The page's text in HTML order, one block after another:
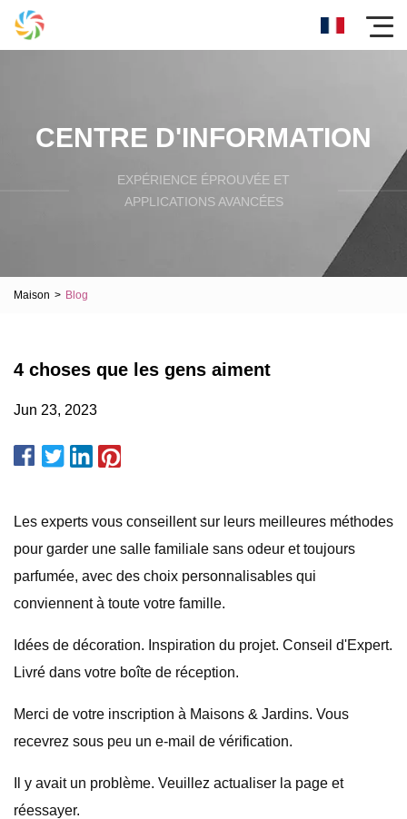
CENTRE D'INFORMATION
EXPÉRIENCE ÉPROUVÉE ET
APPLICATIONS AVANCÉES
Maison > Blog
4 choses que les gens aiment
Jun 23, 2023
Les experts vous conseillent sur leurs meilleures méthodes
pour garder une salle familiale sans odeur et toujours
parfumée, avec des choix personnalisables qui
conviennent à toute votre famille.
Idées de décoration. Inspiration du projet. Conseil d'Expert.
Livré dans votre boîte de réception.
Merci de votre inscription à Maisons & Jardins. Vous
recevrez sous peu un e-mail de vérification.
Il y avait un problème. Veuillez actualiser la page et
réessayer.